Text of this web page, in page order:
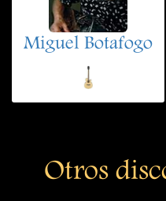
Miguel Botafogo
Otros